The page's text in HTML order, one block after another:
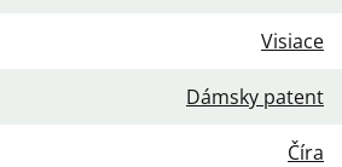
Visiace
Dámsky patent
Číra